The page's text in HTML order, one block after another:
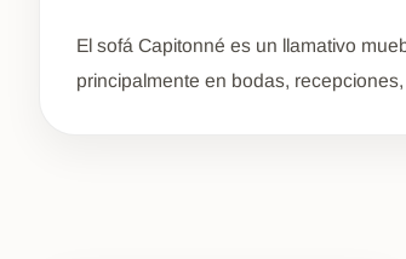
El sofá Capitonné es un llamativo
principalmente en bodas,